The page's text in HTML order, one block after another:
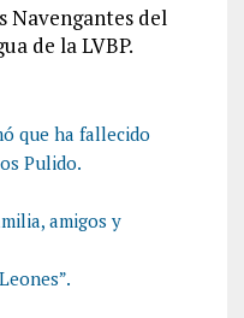
Navengantes del
de la LVBP.
que ha fallecido
Pulido.
amigos y